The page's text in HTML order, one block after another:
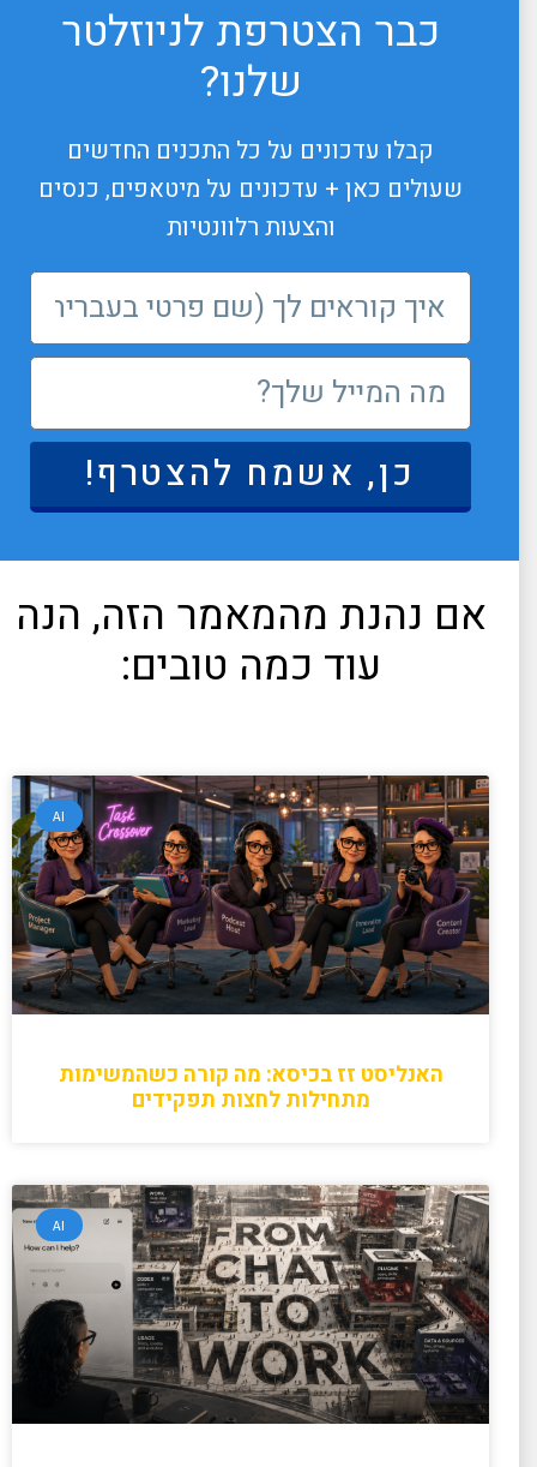
כבר הצטרפת לניוזלטר
שלנו?
קבלו עדכונים על כל התכנים החדשים
שעולים כאן + עדכונים על מיטאפים, כנסים
והצעות רלוונטיות
כן, אשמח להצטרף!
אם נהנת מהמאמר הזה, הנה
עוד כמה טובים:
AI
האנליסט זז בכיסא: מה קורה כשהמשימות
מתחילות לחצות תפקידים
AI